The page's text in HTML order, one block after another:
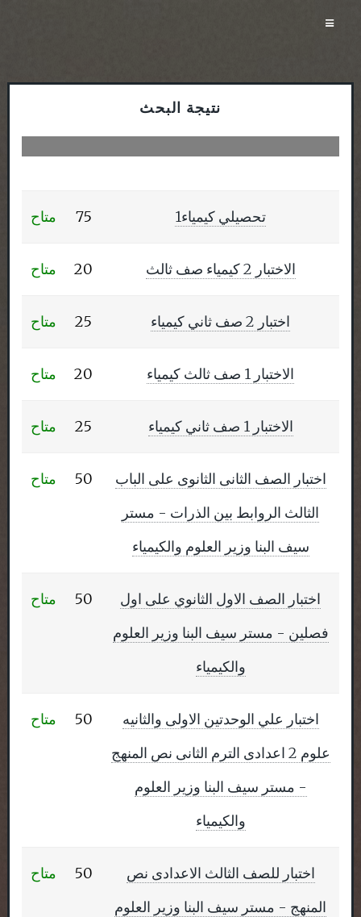
نتيجة البحث
تحصيلي كيمياء1 75 متاح
الاختبار 2 كيمياء صف ثالث 20 متاح
اختبار 2 صف ثاني كيمياء 25 متاح
الاختبار 1 صف ثالث كيمياء 20 متاح
الاختبار 1 صف ثاني كيمياء 25 متاح
اختبار الصف الثانى الثانوى على الباب
الثالث الروابط بين الذرات - مستر
سيف البنا وزير العلوم والكيمياء
50 متاح
اختبار الصف الاول الثانوي على اول
فصلين - مستر سيف البنا وزير العلوم
والكيمياء
50 متاح
اختبار علي الوحدتين الاولى والثانيه
علوم 2 اعدادى الترم الثانى نص المنهج
- مستر سيف البنا وزير العلوم
والكيمياء
50 متاح
اختبار للصف الثالث الاعدادى نص
المنهج - مستر سيف البنا وزير العلوم
50 متاح